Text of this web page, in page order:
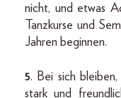
nicht, und etwas
Tanzkurse und
Jahren beginnen.
5. Bei sich
stark und